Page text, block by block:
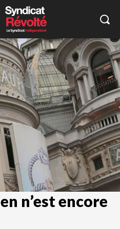
n’est encore